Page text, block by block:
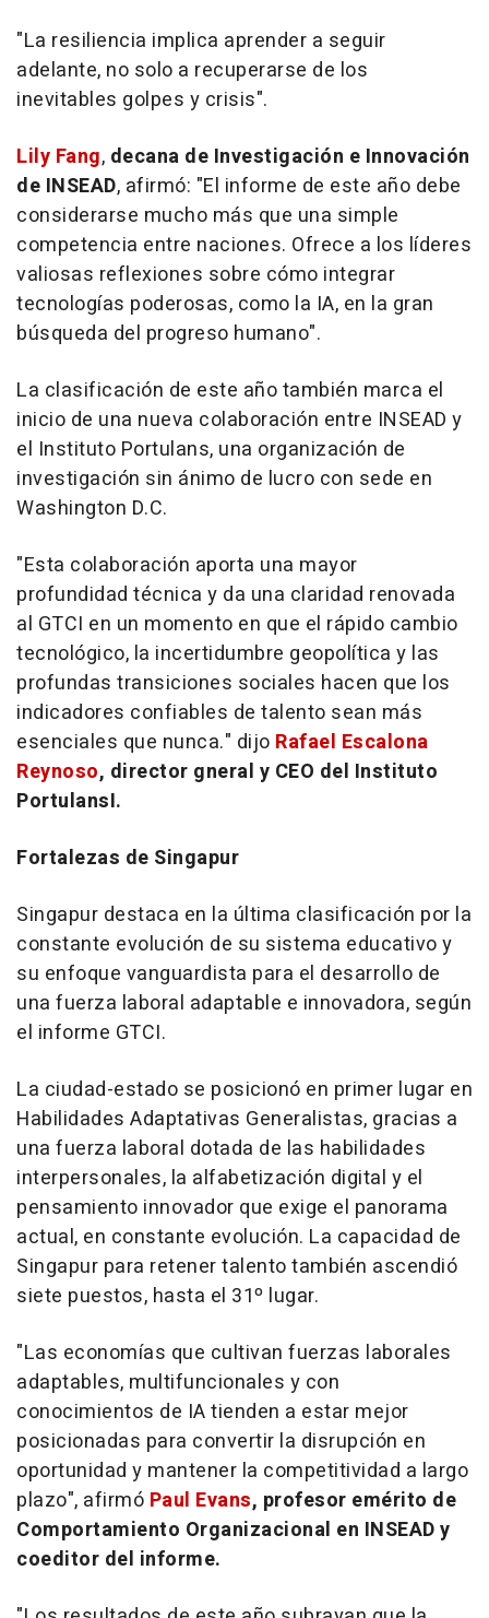
"La resiliencia implica aprender a seguir
adelante, no solo a recuperarse de los
inevitables golpes y crisis".
Lily Fang, decana de Investigación e Innovación
de INSEAD, afirmó: "El informe de este año debe
considerarse mucho más que una simple
competencia entre naciones. Ofrece a los líderes
valiosas reflexiones sobre cómo integrar
tecnologías poderosas, como la IA, en la gran
búsqueda del progreso humano".
La clasificación de este año también marca el
inicio de una nueva colaboración entre INSEAD y
el Instituto Portulans, una organización de
investigación sin ánimo de lucro con sede en
Washington D.C.
"Esta colaboración aporta una mayor
profundidad técnica y da una claridad renovada
al GTCI en un momento en que el rápido cambio
tecnológico, la incertidumbre geopolítica y las
profundas transiciones sociales hacen que los
indicadores confiables de talento sean más
esenciales que nunca." dijo Rafael Escalona
Reynoso, director gneral y CEO del Instituto
PortulansI.
Fortalezas de Singapur
Singapur destaca en la última clasificación por la
constante evolución de su sistema educativo y
su enfoque vanguardista para el desarrollo de
una fuerza laboral adaptable e innovadora, según
el informe GTCI.
La ciudad-estado se posicionó en primer lugar en
Habilidades Adaptativas Generalistas, gracias a
una fuerza laboral dotada de las habilidades
interpersonales, la alfabetización digital y el
pensamiento innovador que exige el panorama
actual, en constante evolución. La capacidad de
Singapur para retener talento también ascendió
siete puestos, hasta el 31º lugar.
"Las economías que cultivan fuerzas laborales
adaptables, multifuncionales y con
conocimientos de IA tienden a estar mejor
posicionadas para convertir la disrupción en
oportunidad y mantener la competitividad a largo
plazo", afirmó Paul Evans, profesor emérito de
Comportamiento Organizacional en INSEAD y
coeditor del informe.